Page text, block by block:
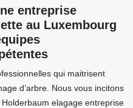
entreprise
au Luxembourg
qui maitrisent
d’arbre. Nous vous incitons
elagage entreprise